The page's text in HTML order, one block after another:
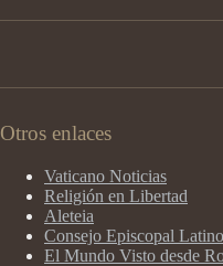
Otros enlaces
Vaticano Noticias
Religión en Libertad
Aleteia
Consejo Episcopal
El Mundo Visto desde